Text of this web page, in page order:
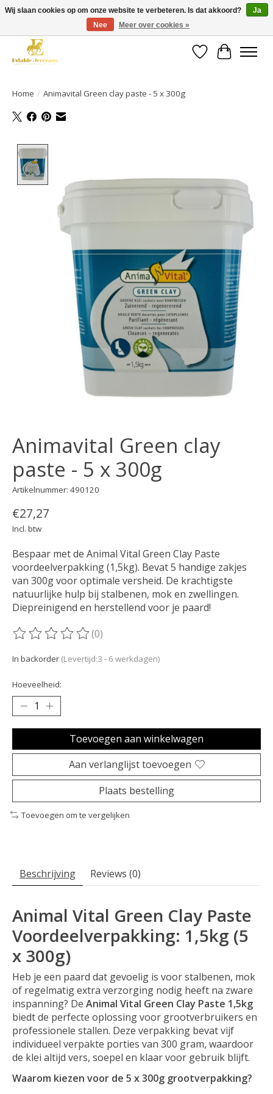
Gratis verzending vanaf €49 op een groot deel van ons assortiment
Verlanglijst
Home / Animavital Green clay paste - 5 x 300g
Animavital Green clay
paste - 5 x 300g
Artikelnummer: 490120
€27,27
Incl. btw
Bespaar met de Animal Vital Green Clay Paste
voordeelverpakking (1,5kg). Bevat 5 handige zakjes
van 300g voor optimale versheid. De krachtigste
natuurlijke hulp bij stalbenen, mok en zwellingen.
Diepreinigend en herstellend voor je paard!
De beoordeling van dit product is
(0)
In backorder (Levertijd:3 - 6 werkdagen)
Hoeveelheid:
Toevoegen aan winkelwagen
Aan verlanglijst toevoegen
Plaats bestelling
Toevoegen om te vergelijken
Beschrijving Reviews (0)
Animal Vital Green Clay Paste
Voordeelverpakking: 1,5kg (5
x 300g)
Heb je een paard dat gevoelig is voor stalbenen, mok
of regelmatig extra verzorging nodig heeft na zware
inspanning? De Animal Vital Green Clay Paste 1,5kg
biedt de perfecte oplossing voor grootverbruikers en
professionele stallen. Deze verpakking bevat vijf
individueel verpakte porties van 300 gram, waardoor
de klei altijd vers, soepel en klaar voor gebruik blijft.
Waarom kiezen voor de 5 x 300g grootverpakking?
Wij slaan cookies op om onze website te verbeteren. Is dat akkoord?
Ja
Nee
Meer over cookies »